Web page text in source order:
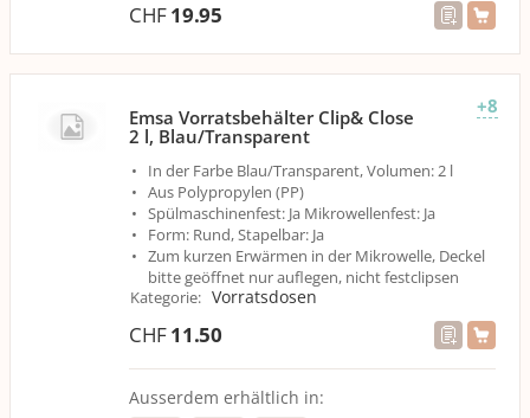
CHF19.95
+8
Emsa Vorratsbehälter Clip& Close
2 l, Blau/Transparent
In der Farbe Blau/Transparent, Volumen: 2 l
Aus Polypropylen (PP)
Spülmaschinenfest: Ja Mikrowellenfest: Ja
Form: Rund, Stapelbar: Ja
Zum kurzen Erwärmen in der Mikrowelle, Deckel
bitte geöffnet nur auflegen, nicht festclipsen
Kategorie: Vorratsdosen
CHF11.50
Ausserdem erhältlich in: